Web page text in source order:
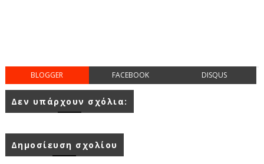
BLOGGER FACEBOOK DISQUS
Δεν υπάρχουν σχόλια:
Δημοσίευση σχολίου